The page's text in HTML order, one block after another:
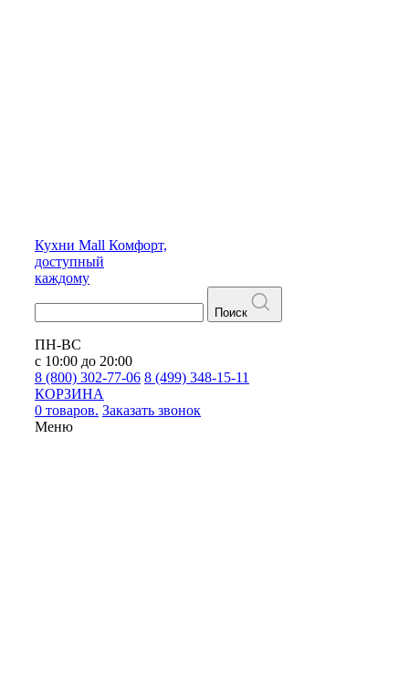
Кухни Mall Комфорт,
доступный
каждому
Поиск
ПН-ВС
с 10:00 до 20:00
8 (800) 302-77-06 8 (499) 348-15-11
КОРЗИНА
0 товаров. Заказать звонок
Меню